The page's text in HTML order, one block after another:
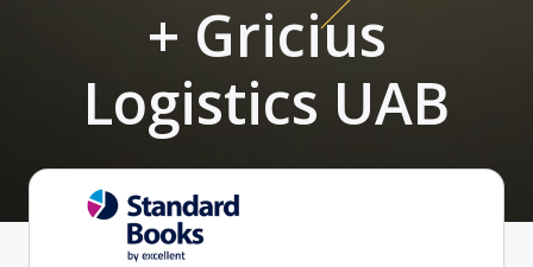
+ Gricius
Logistics UAB